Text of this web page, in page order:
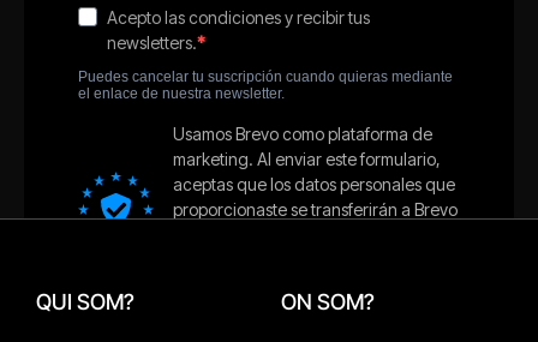
QUI SOM? ON SOM?